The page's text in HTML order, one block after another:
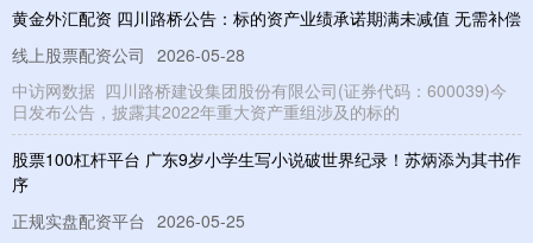
黄金外汇配资 四川路桥公告：标的资产业绩承诺期满未减值 无需补偿
线上股票配资公司 2026-05-28
中访网数据 四川路桥建设集团股份有限公司(证券代码：600039)今
日发布公告，披露其2022年重大资产重组涉及的标的
股票100杠杆平台 广东9岁小学生写小说破世界纪录！苏炳添为其书作
序
正规实盘配资平台 2026-05-25